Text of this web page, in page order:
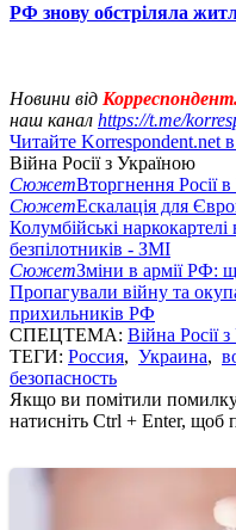
РФ знову обстріляла
Новини від
наш канал https://t.me/
Читайте Korrespondent.net
Війна Росії з Україною
СюжетВторгнення Росії
СюжетЕскалація для
Колумбійські наркокартелі
безпілотників - ЗМІ
СюжетЗміни в армії РФ:
Пропагували війну та
прихильників РФ
СПЕЦТЕМА: Війна Росії
ТЕГИ: Россия, Украина,
безопасность
Якщо ви помітили помилку,
натисніть Ctrl + Enter, щоб